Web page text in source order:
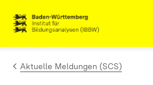
Zum Inhalt springen
Link zur Startseite
Aktuelle Meldungen (SCS)